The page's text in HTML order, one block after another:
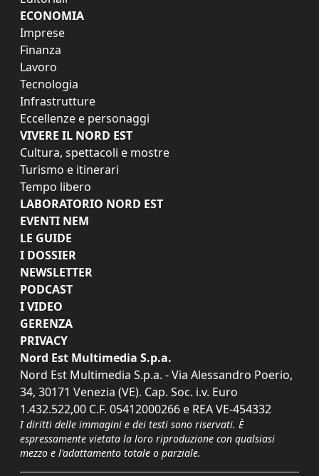
ECONOMIA
Imprese
Finanza
Lavoro
Tecnologia
Infrastrutture
Eccellenze e personaggi
VIVERE IL NORD EST
Cultura, spettacoli e mostre
Turismo e itinerari
Tempo libero
LABORATORIO NORD EST
EVENTI NEM
LE GUIDE
I DOSSIER
NEWSLETTER
PODCAST
I VIDEO
GERENZA
PRIVACY
Nord Est Multimedia S.p.a.
Nord Est Multimedia S.p.a. - Via Alessandro Poerio,
34, 30171 Venezia (VE). Cap. Soc. i.v. Euro
1.432.522,00 C.F. 05412000266 e REA VE-454332
I diritti delle immagini e dei testi sono riservati. È
espressamente vietata la loro riproduzione con qualsiasi
mezzo e l'adattamento totale o parziale.